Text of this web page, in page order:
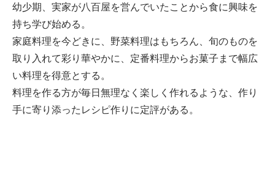
幼少期、実家が八百屋を営んでいたことから食に興味を
持ち学び始める。
家庭料理を今どきに、野菜料理はもちろん、旬のものを
取り入れて彩り華やかに、定番料理からお菓子まで幅広
い料理を得意とする。
料理を作る方が毎日無理なく楽しく作れるような、作り
手に寄り添ったレシピ作りに定評がある。